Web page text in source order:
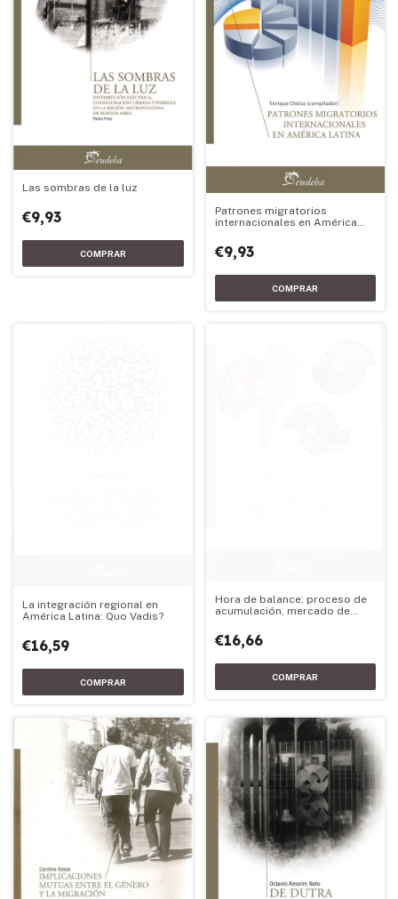
Las sombras de la luz
€9,93
Patrones migratorios
internacionales en América
€9,93
La integración regional en
América Latina: Quo Vadis?
€16,59
Hora de balance: proceso de
acumulación, mercado de
€16,66